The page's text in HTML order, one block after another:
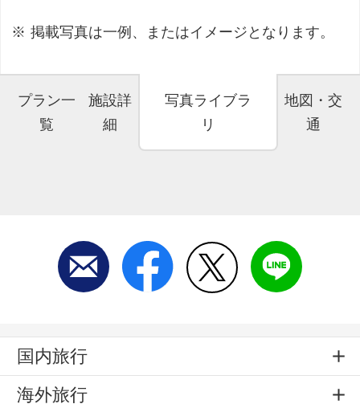
掲載写真は一例、またはイメージとなります。
プラン一
覧
施設詳
細
写真ライブラ
リ
地図・交
通
国内旅行
海外旅行